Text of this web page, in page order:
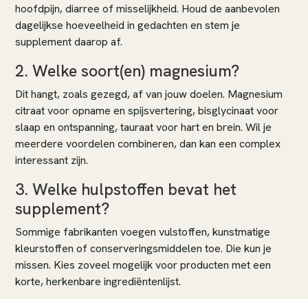
hoofdpijn, diarree of misselijkheid. Houd de aanbevolen
dagelijkse hoeveelheid in gedachten en stem je
supplement daarop af.
2. Welke soort(en) magnesium?
Dit hangt, zoals gezegd, af van jouw doelen. Magnesium
citraat voor opname en spijsvertering, bisglycinaat voor
slaap en ontspanning, tauraat voor hart en brein. Wil je
meerdere voordelen combineren, dan kan een complex
interessant zijn.
3. Welke hulpstoffen bevat het
supplement?
Sommige fabrikanten voegen vulstoffen, kunstmatige
kleurstoffen of conserveringsmiddelen toe. Die kun je
missen. Kies zoveel mogelijk voor producten met een
korte, herkenbare ingrediëntenlijst.